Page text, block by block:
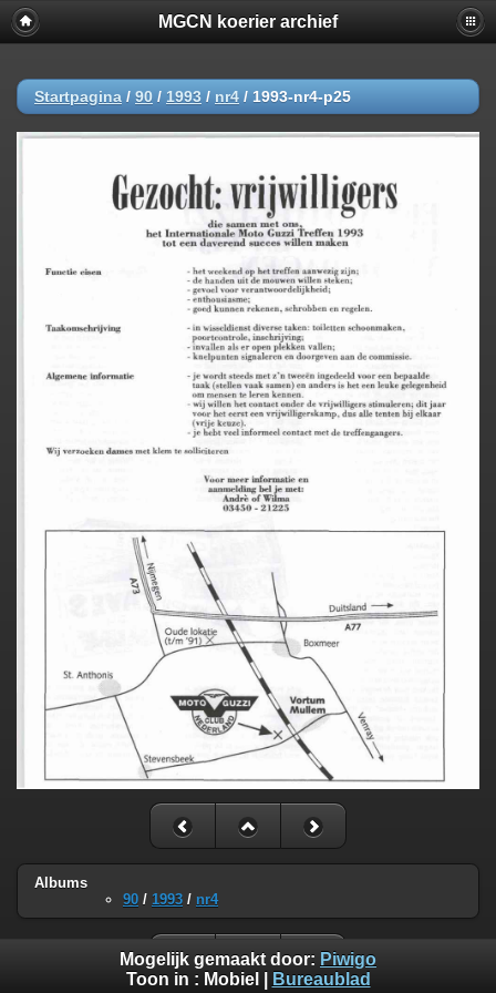
MGCN koerier archief
Startpagina / 90 / 1993 / nr4 / 1993-nr4-p25
Albums
90 / 1993 / nr4
Mogelijk gemaakt door: Piwigo
Toon in : Mobiel Bureaublad